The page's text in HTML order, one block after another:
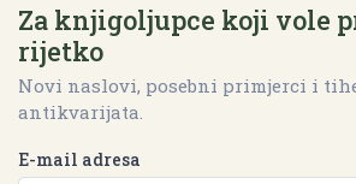
Za knjigoljupce koji vole
rijetko
Novi naslovi, posebni primjerci i
antikvarijata.
E-mail adresa